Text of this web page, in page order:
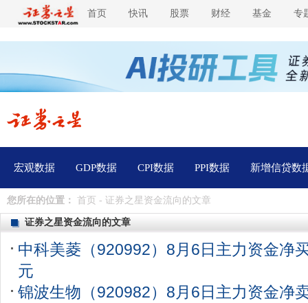
首页 快讯 股票 财经 基金 专
宏观数据 GDP数据 CPI数据 PPI数据 新增信贷数
您所在的位置： 首页 - 证券之星资金流向的文章
证券之星资金流向的文章
中科美菱（920992）8月6日主力资金净
元
锦波生物（920982）8月6日主力资金净